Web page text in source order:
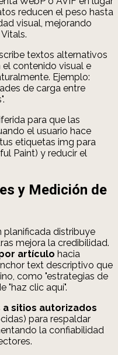
reducen el peso hasta
visual, mejorando
textos alternativos
el contenido visual e
Ejemplo:
de carga entre
para que las
el usuario hace
etiquetas img para
Paint) y reducir el
y Medición de
planificada distribuye
mejora la credibilidad.
artículo hacia
text descriptivo que
como "estrategias de
"haz clic aquí".
sitios autorizados
para respaldar
la confiabilidad